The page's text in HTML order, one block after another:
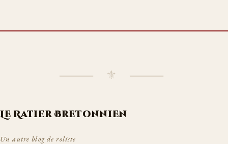
⸻ ⚜ ⸻
Le Ratier Bretonnien
Un autre blog de roliste